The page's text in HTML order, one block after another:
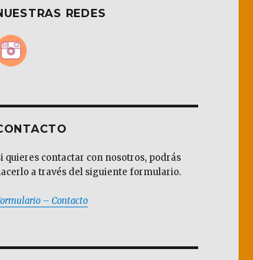
REDES
quieres contactar con nosotros, podrás
a través del siguiente formulario.
– Contacto